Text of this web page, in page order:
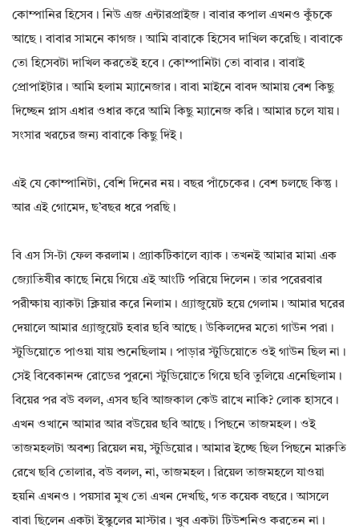
কোম্পানির হিসেব। নিউ এজ এন্টারপ্রাইজ। বাবার কপাল এখনও কুঁচকে
আছে। বাবার সামনে কাগজ। আমি বাবাকে হিসেব দাখিল করেছি। বাবাকে
তো হিসেবটা দাখিল করতেই হবে। কোম্পানিটা তো বাবার। বাবাই
প্রোপাইটার। আমি হলাম ম্যানেজার। বাবা মাইনে বাবদ আমায় বেশ কিছু
দিচ্ছেন প্লাস এধার ওধার করে আমি কিছু ম্যানেজ করি। আমার চলে যায়।
সংসার খরচের জন্য বাবাকে কিছু দিই।
এই যে কোম্পানিটা, বেশি দিনের নয়। বছর পাঁচেকের। বেশ চলছে কিন্তু।
আর এই গোমেদ, ছ’বছর ধরে পরছি।
বি এস সি-টা ফেল করলাম। প্র্যাকটিকালে ব্যাক। তখনই আমার মামা এক
জ্যোতিষীর কাছে নিয়ে গিয়ে এই আংটি পরিয়ে দিলেন। তার পরেরবার
পরীক্ষায় ব্যাকটা ক্লিয়ার করে নিলাম। গ্র্যাজুয়েট হয়ে গেলাম। আমার ঘরের
দেয়ালে আমার গ্র্যাজুয়েট হবার ছবি আছে। উকিলদের মতো গাউন পরা।
স্টুডিয়োতে পাওয়া যায় শুনেছিলাম। পাড়ার স্টুডিয়োতে ওই গাউন ছিল না।
সেই বিবেকানন্দ রোডের পুরনো স্টুডিয়োতে গিয়ে ছবি তুলিয়ে এনেছিলাম।
বিয়ের পর বউ বলল, এসব ছবি আজকাল কেউ রাখে নাকি? লোক হাসবে।
এখন ওখানে আমার আর বউয়ের ছবি আছে। পিছনে তাজমহল। ওই
তাজমহলটা অবশ্য রিয়েল নয়, স্টুডিয়োর। আমার ইচ্ছে ছিল পিছনে মারুতি
রেখে ছবি তোলার, বউ বলল, না, তাজমহল। রিয়েল তাজমহলে যাওয়া
হয়নি এখনও। পয়সার মুখ তো এখন দেখছি, গত কয়েক বছরে। আসলে
বাবা ছিলেন একটা ইস্কুলের মাস্টার। খুব একটা টিউশনিও করতেন না।